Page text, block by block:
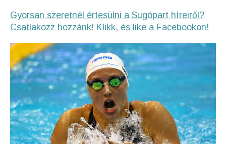
Gyorsan szeretnél értesülni a Sugópart híreiről?
Csatlakozz hozzánk! Klikk, és like a Facebookon!